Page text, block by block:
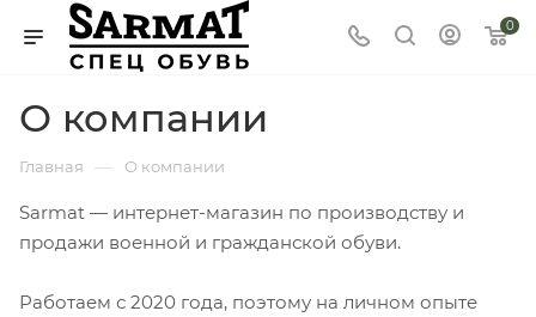
0
О компании
Главная — О компании
Sarmat — интернет-магазин по производству и
продажи военной и гражданской обуви.
Работаем с 2020 года, поэтому на личном опыте